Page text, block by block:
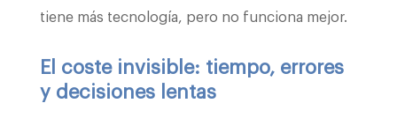
tiene más tecnología, pero no funciona mejor.
El coste invisible: tiempo, errores
y decisiones lentas